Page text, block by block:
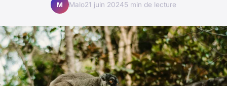
M Malo21 juin 20245 min de lecture